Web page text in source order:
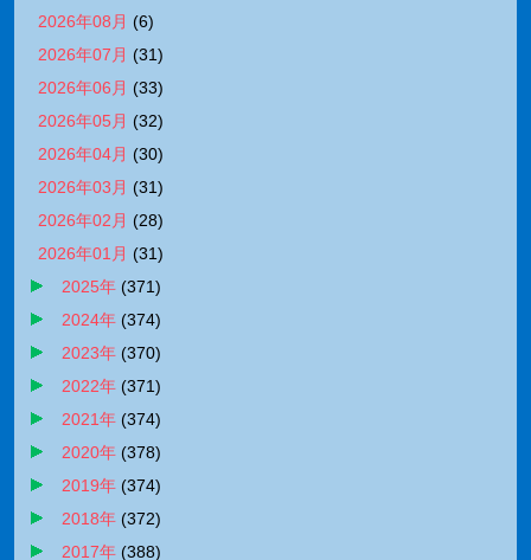
2026年08月 (6)
2026年07月 (31)
2026年06月 (33)
2026年05月 (32)
2026年04月 (30)
2026年03月 (31)
2026年02月 (28)
2026年01月 (31)
2025年 (371)
2024年 (374)
2023年 (370)
2022年 (371)
2021年 (374)
2020年 (378)
2019年 (374)
2018年 (372)
2017年 (388)